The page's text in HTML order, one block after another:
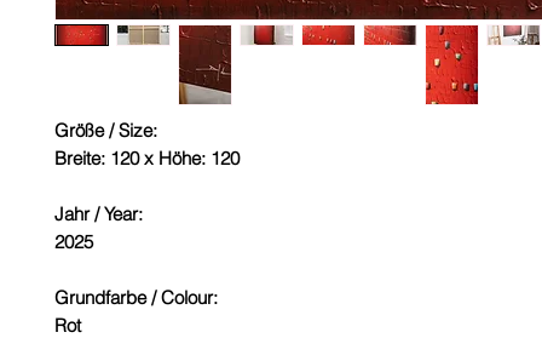
Größe / Size:
Breite: 120 x Höhe: 120
Jahr / Year:
2025
Grundfarbe / Colour:
Rot